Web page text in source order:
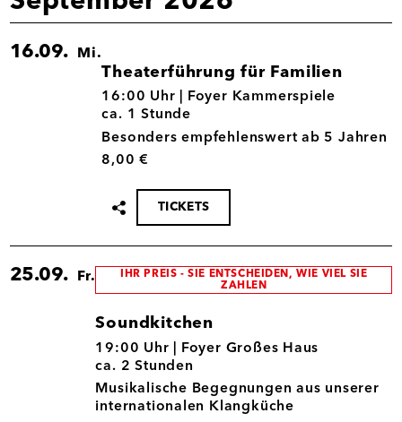
16.09. Mi.
Theaterführung für Familien
16.09.
16:00 Uhr |
Foyer Kammerspiele
ca. 1 Stunde
Besonders empfehlenswert ab 5 Jahren
8,00 €
Termin
teilen
TICKETS
25.09. Fr.
IHR PREIS - SIE ENTSCHEIDEN, WIE VIEL SIE
ZAHLEN
Soundkitchen
25.09.
19:00 Uhr |
Foyer Großes Haus
ca. 2 Stunden
Musikalische Begegnungen aus unserer
internationalen Klangküche